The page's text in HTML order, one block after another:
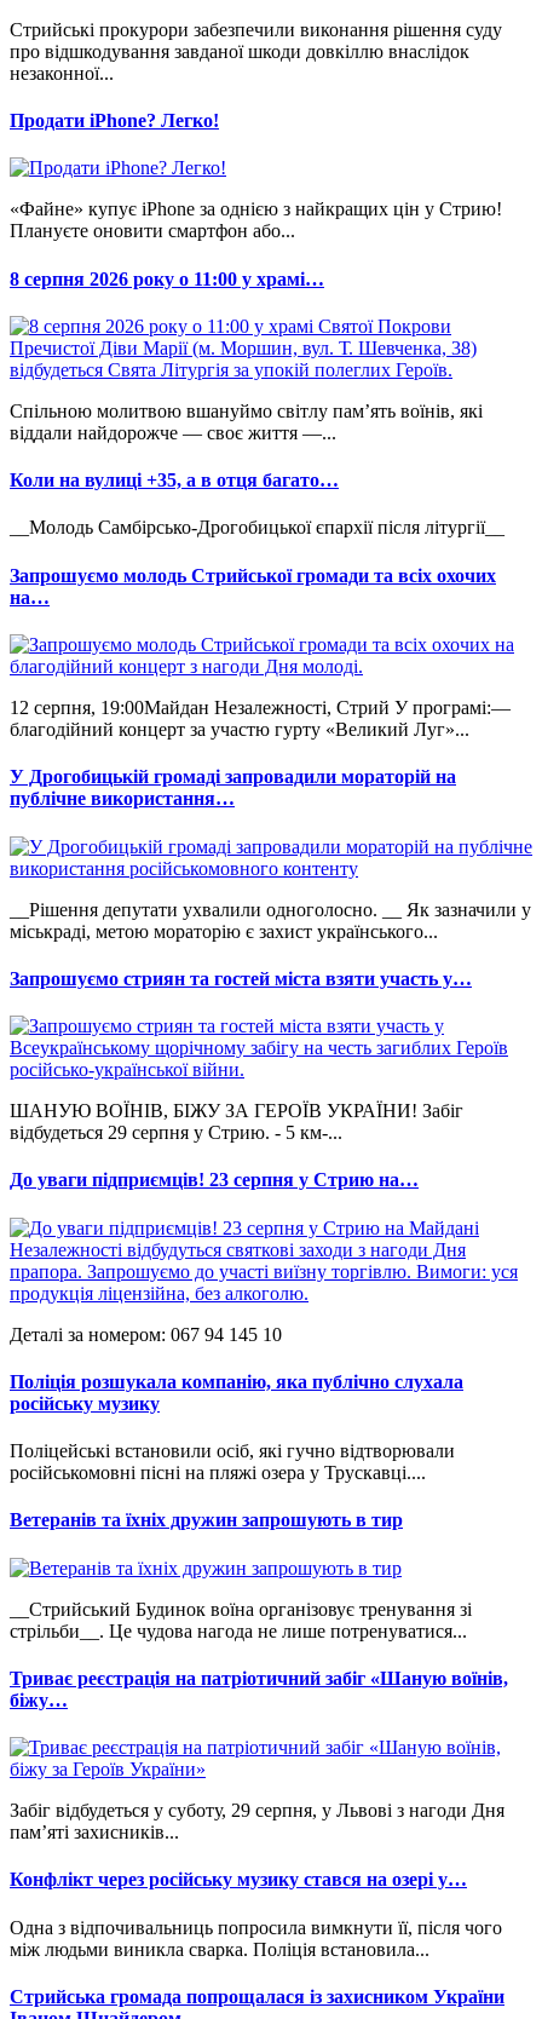
Стрийські прокурори забезпечили виконання рішення суду
про відшкодування завданої шкоди довкіллю внаслідок
незаконної...
Продати iPhone? Легко!
«Файне» купує iPhone за однією з найкращих цін у Стрию!
Плануєте оновити смартфон або...
8 серпня 2026 року о 11:00 у храмі…
Спільною молитвою вшануймо світлу пам’ять воїнів, які
віддали найдорожче — своє життя —...
Коли на вулиці +35, а в отця багато…
__Молодь Самбірсько-Дрогобицької єпархії після літургії__
Запрошуємо молодь Стрийської громади та всіх охочих
на…
12 серпня, 19:00Майдан Незалежності, Стрий У програмі:—
благодійний концерт за участю гурту «Великий Луг»...
У Дрогобицькій громаді запровадили мораторій на
публічне використання…
__Рішення депутати ухвалили одноголосно. __ Як зазначили у
міськраді, метою мораторію є захист українського...
Запрошуємо стриян та гостей міста взяти участь у…
ШАНУЮ ВОЇНІВ, БІЖУ ЗА ГЕРОЇВ УКРАЇНИ! Забіг
відбудеться 29 серпня у Стрию. - 5 км-...
До уваги підприємців! 23 серпня у Стрию на…
Деталі за номером: 067 94 145 10
Поліція розшукала компанію, яка публічно слухала
російську музику
Поліцейські встановили осіб, які гучно відтворювали
російськомовні пісні на пляжі озера у Трускавці....
Ветеранів та їхніх дружин запрошують в тир
__Стрийський Будинок воїна організовує тренування зі
стрільби__. Це чудова нагода не лише потренуватися...
Триває реєстрація на патріотичний забіг «Шаную воїнів,
біжу…
Забіг відбудеться у суботу, 29 серпня, у Львові з нагоди Дня
пам’яті захисників...
Конфлікт через російську музику стався на озері у…
Одна з відпочивальниць попросила вимкнути її, після чого
між людьми виникла сварка. Поліція встановила...
Стрийська громада попрощалася із захисником України